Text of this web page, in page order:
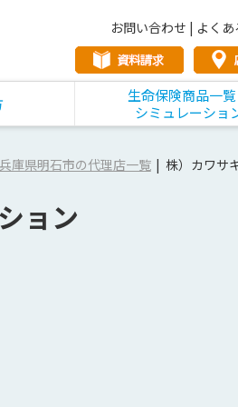
お問い合わせ | よく
生命保険商品一覧
シミュレーショ
兵庫県明石市の代理店一覧 株）カワサ
ョン